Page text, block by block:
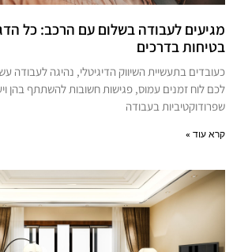
מגיעים לעבודה בשלום עם הרכב: כל
בטיחות בדרכים
כעובדים בתעשיית השיווק הדיגיטלי, נהיגה לעבודה
לכם לוח זמנים עמוס, פגישות חשובות להשתתף בהן
שפרודוקטיביות בעבודה
קרא עוד »